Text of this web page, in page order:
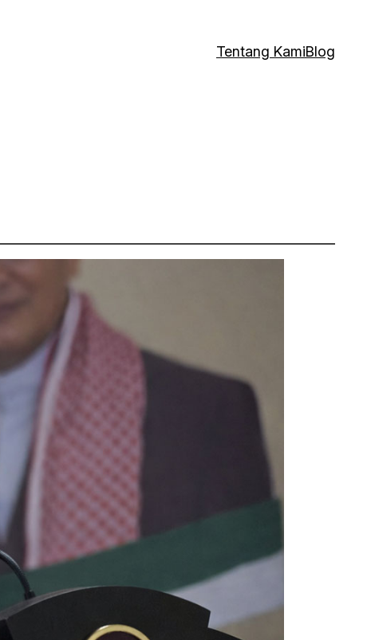
Tentang KamiBlog